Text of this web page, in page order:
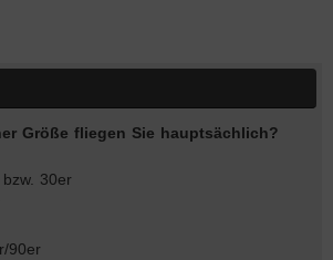
Größe fliegen Sie hauptsächlich?
30er
90er